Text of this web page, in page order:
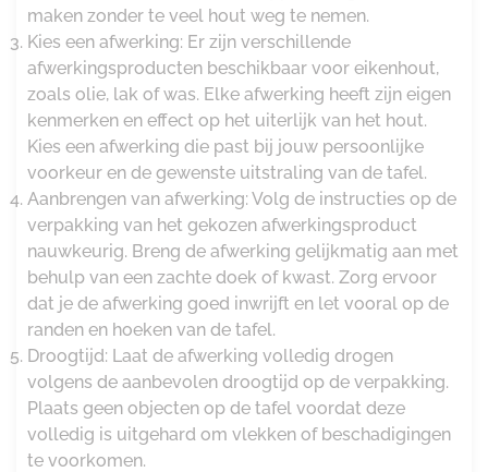
maken zonder te veel hout weg te nemen.
Kies een afwerking: Er zijn verschillende
afwerkingsproducten beschikbaar voor eikenhout,
zoals olie, lak of was. Elke afwerking heeft zijn eigen
kenmerken en effect op het uiterlijk van het hout.
Kies een afwerking die past bij jouw persoonlijke
voorkeur en de gewenste uitstraling van de tafel.
Aanbrengen van afwerking: Volg de instructies op de
verpakking van het gekozen afwerkingsproduct
nauwkeurig. Breng de afwerking gelijkmatig aan met
behulp van een zachte doek of kwast. Zorg ervoor
dat je de afwerking goed inwrijft en let vooral op de
randen en hoeken van de tafel.
Droogtijd: Laat de afwerking volledig drogen
volgens de aanbevolen droogtijd op de verpakking.
Plaats geen objecten op de tafel voordat deze
volledig is uitgehard om vlekken of beschadigingen
te voorkomen.